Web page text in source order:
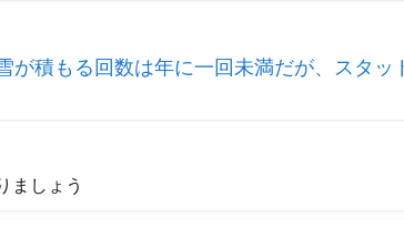
が積もる回数は年に一回未満だが、スタッ
ましょう